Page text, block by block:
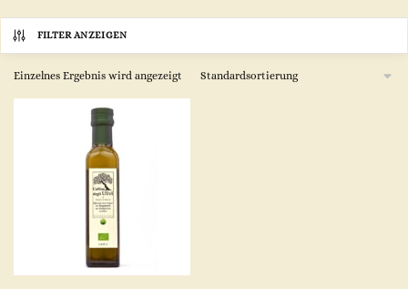
FILTER ANZEIGEN
Einzelnes Ergebnis wird angezeigt